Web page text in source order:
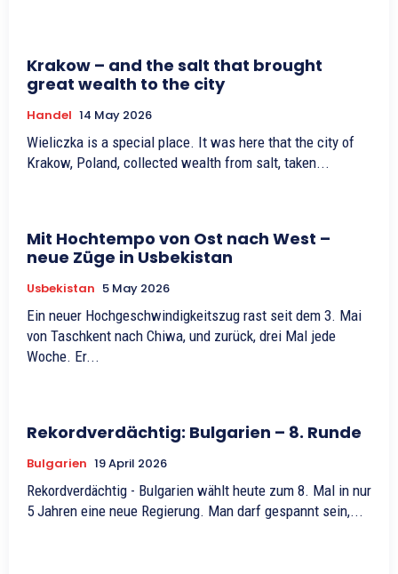
Krakow – and the salt that brought
great wealth to the city
Handel 14 May 2026
Wieliczka is a special place. It was here that the city of
Krakow, Poland, collected wealth from salt, taken...
Mit Hochtempo von Ost nach West –
neue Züge in Usbekistan
Usbekistan 5 May 2026
Ein neuer Hochgeschwindigkeitszug rast seit dem 3. Mai
von Taschkent nach Chiwa, und zurück, drei Mal jede
Woche. Er...
Rekordverdächtig: Bulgarien – 8. Runde
Bulgarien 19 April 2026
Rekordverdächtig - Bulgarien wählt heute zum 8. Mal in nur
5 Jahren eine neue Regierung. Man darf gespannt sein,...